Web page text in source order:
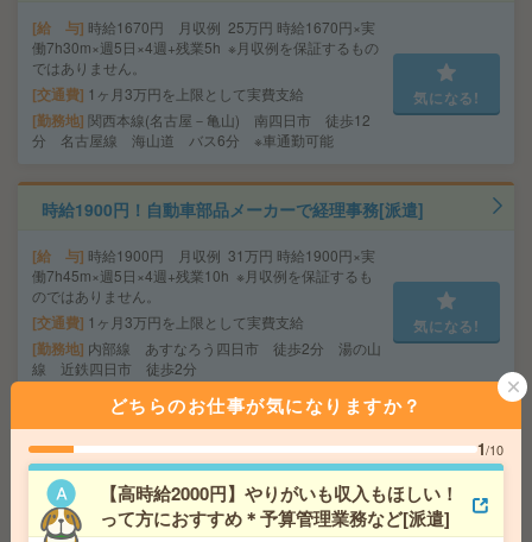
給 与 時給1670円 月収例 25万円 時給1670円×実
働7h30m×週5日×4週+残業5h ※月収例を保証するもの
ではありません。
交通費 1ヶ月3万円を上限として実費支給
勤務地 関西本線(名古屋－亀山) 南四日市 徒歩12
分 名古屋線 海山道 バス6分 ※車通勤可能
気になる!
時給1900円！自動車部品メーカーで経理事務[派遣]
給 与 時給1900円 月収例 31万円 時給1900円×実
働7h45m×週5日×4週+残業10h ※月収例を保証するも
のではありません。
交通費 1ヶ月3万円を上限として実費支給
勤務地 内部線 あすなろう四日市 徒歩2分 湯の山
線 近鉄四日市 徒歩2分
気になる!
体で事務アシスタント[派遣]
給 与
時給1500円～1600円＋交 【月収例】120,0
00円～ ■給与の前払いが可能な速払いサービスあり
どちらのお仕事が気になりますか？
1/10
【高時給2000円】やりがいも収入もほしい！
って方におすすめ＊予算管理業務など[派遣]